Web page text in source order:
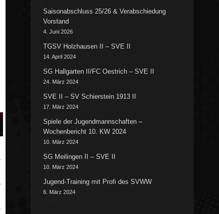
Saisonabschluss 25/26 & Verabschiedung
Vorstand
4. Juni 2026
TGSV Holzhausen II – SVE II
14. April 2024
SG Hallgarten II/FC Oestrich – SVE II
24. März 2024
SVE II – SV Schierstein 1913 II
17. März 2024
Spiele der Jugendmannschaften –
Wochenbericht 10. KW 2024
10. März 2024
SG Meilingen II – SVE II
10. März 2024
Jugend-Training mit Profi des SVWW
6. März 2024